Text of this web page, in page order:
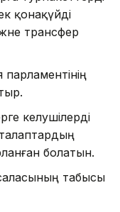
қонақүйді
трансфер
келушілерді
талаптардың
болатын.
табысы